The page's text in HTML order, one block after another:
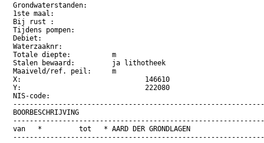
Grondwaterstanden:
1ste maal:
Bij rust :
Tijdens pompen:
Debiet:
Waterzaaknr:
Totale diepte:		m
Stalen bewaard:		ja lithotheek
Maaiveld/ref. peil: 	m
X:				146610
Y:				222080
NIS-code:
BOORBESCHRIJVING
van   * 	tot   *	AARD DER GRONDLAGEN